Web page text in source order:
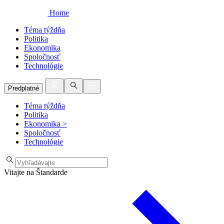
Home
Téma týždňa
Politika
Ekonomika
Spoločnosť
Technológie
Predplatné
Téma týždňa
Politika
Ekonomika >
Spoločnosť
Technológie
Vitajte na Štandarde